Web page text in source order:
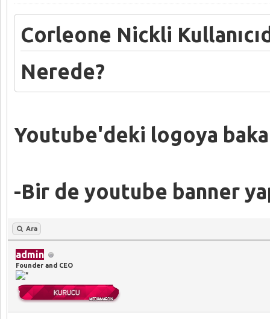
Corleone Nickli
Nerede?
Youtube'deki logoya bakar
-Bir de youtube banner
Ara
admin
Founder and CEO